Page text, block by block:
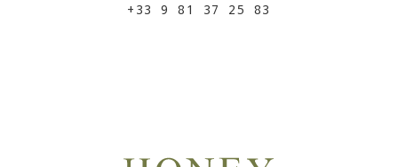
+33 9 81 37 25 83